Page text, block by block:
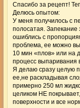
Спасибо за рецепт!
Делюсь опытом:
У меня получилось с
полосатая. Запекание
ошиблись с
проблема, ее можно
10 мин «плов» или на
процесс выпаривания
Я делаю сразу целую
ее,не раскладывая
примерно 250 мл
целиком НЕ
поверхности и все